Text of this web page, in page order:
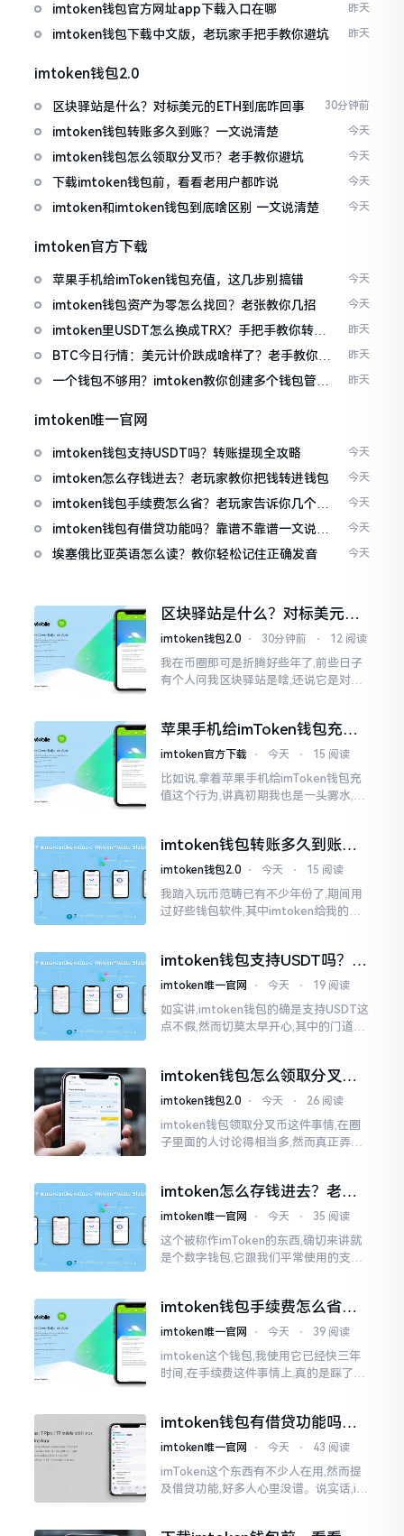
imtoken钱包官方网址app下载入口在哪 昨天
imtoken钱包下载中文版，老玩家手把手教你避坑 昨天
imtoken钱包2.0
区块驿站是什么？对标美元的ETH到底咋回事 30分钟前
imtoken钱包转账多久到账？一文说清楚 今天
imtoken钱包怎么领取分叉币？老手教你避坑 今天
下载imtoken钱包前，看看老用户都咋说 今天
imtoken和imtoken钱包到底啥区别 一文说清楚 今天
imtoken官方下载
苹果手机给imToken钱包充值，这几步别搞错 今天
imtoken钱包资产为零怎么找回？老张教你几招 今天
imtoken里USDT怎么换成TRX？手把手教你转成
波场币
昨天
BTC今日行情：美元计价跌成啥样了？老手教你咋
昨天
一个钱包不够用？imtoken教你创建多个钱包管理
昨天
imtoken唯一官网
imtoken钱包支持USDT吗？转账提现全攻略 今天
imtoken怎么存钱进去？老玩家教你把钱转进钱包 今天
imtoken钱包手续费怎么省？老玩家告诉你几个实
在招
今天
imtoken钱包有借贷功能吗？靠谱不靠谱一文说清
楚
今天
埃塞俄比亚英语怎么读？教你轻松记住正确发音 今天
区块驿站是什么？对标美元的
ETH到底咋回事
imtoken钱包2.0 ⋅ 30分钟前 ⋅ 12 阅读
我在币圈那可是折腾好些年了,前些日子
有个人问我区块驿站是啥,还说它是对标
找了些资料
苹果手机给imToken钱包充
值，这几步别搞错
imtoken官方下载 ⋅ 今天 ⋅ 15 阅读
比如说,拿着苹果手机给imToken钱包充
值这个行为,讲真初期我也是一头雾水,搞
imtoken钱包转账多久到账？
一文说清楚
imtoken钱包2.0 ⋅ 今天 ⋅ 15 阅读
我踏入玩币范畴已有不少年份了,期间用
过好些钱包软件,其中imtoken给我的整
imtoken钱包支持USDT吗？转
账提现全攻略
imtoken唯一官网 ⋅ 今天 ⋅ 19 阅读
如实讲,imtoken钱包的确是支持USDT这
点不假,然而切莫太早开心,其中的门道是
费高得主子心疼
imtoken钱包怎么领取分叉
币？老手教你避坑
imtoken钱包2.0 ⋅ 今天 ⋅ 26 阅读
imtoken钱包领取分叉币这件事情,在圈
子里面的人讨论得相当多,然而真正弄明
imtoken怎么存钱进去？老玩
家教你把钱转进钱包
imtoken唯一官网 ⋅ 今天 ⋅ 35 阅读
这个被称作imToken的东西,确切来讲就
是个数字钱包,它跟我们平常使用的支付
时候都会陷入困惑
imtoken钱包手续费怎么省？
老玩家告诉你几个实在招
imtoken唯一官网 ⋅ 今天 ⋅ 39 阅读
imtoken这个钱包,我使用它已经快三年
时间,在手续费这件事情上,真的是踩了好
imtoken钱包有借贷功能吗？
靠谱不靠谱一文说清楚
imtoken唯一官网 ⋅ 今天 ⋅ 43 阅读
imToken这个东西有不少人在用,然而提
及借贷功能,好多人心里没谱。说实话,im